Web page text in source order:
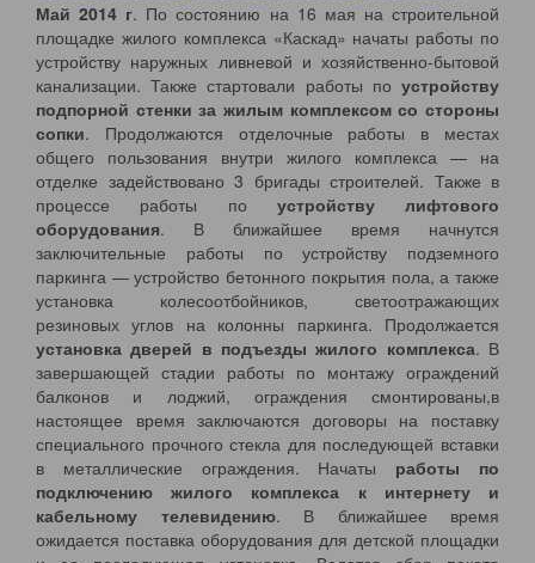
Май 2014 г. По состоянию на 16 мая на строительной
площадке жилого комплекса «Каскад» начаты работы по
устройству наружных ливневой и хозяйственно-бытовой
канализации. Также стартовали работы по устройству
подпорной стенки за жилым комплексом со стороны
сопки. Продолжаются отделочные работы в местах
общего пользования внутри жилого комплекса — на
отделке задействовано 3 бригады строителей. Также в
процессе работы по устройству лифтового
оборудования. В ближайшее время начнутся
заключительные работы по устройству подземного
паркинга — устройство бетонного покрытия пола, а также
установка колесоотбойников, светоотражающих
резиновых углов на колонны паркинга. Продолжается
установка дверей в подъезды жилого комплекса. В
завершающей стадии работы по монтажу ограждений
балконов и лоджий, ограждения смонтированы,в
настоящее время заключаются договоры на поставку
специального прочного стекла для последующей вставки
в металлические ограждения. Начаты работы по
подключению жилого комплекса к интернету и
кабельному телевидению. В ближайшее время
ожидается поставка оборудования для детской площадки